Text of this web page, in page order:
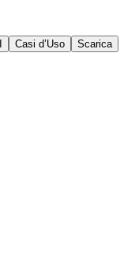
Casi d’Uso Scarica